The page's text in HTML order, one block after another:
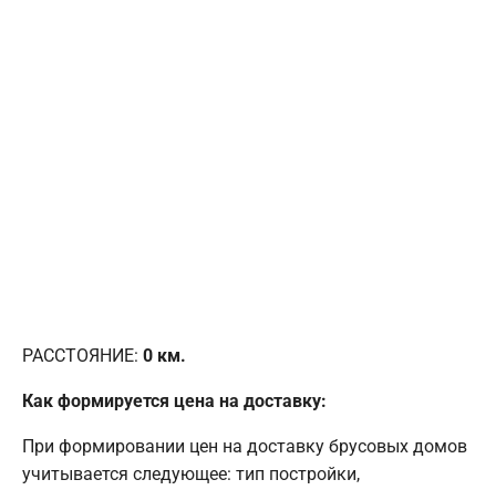
РАССТОЯНИЕ: 0 км.
Как формируется цена на доставку:
При формировании цен на доставку брусовых домов
учитывается следующее: тип постройки,